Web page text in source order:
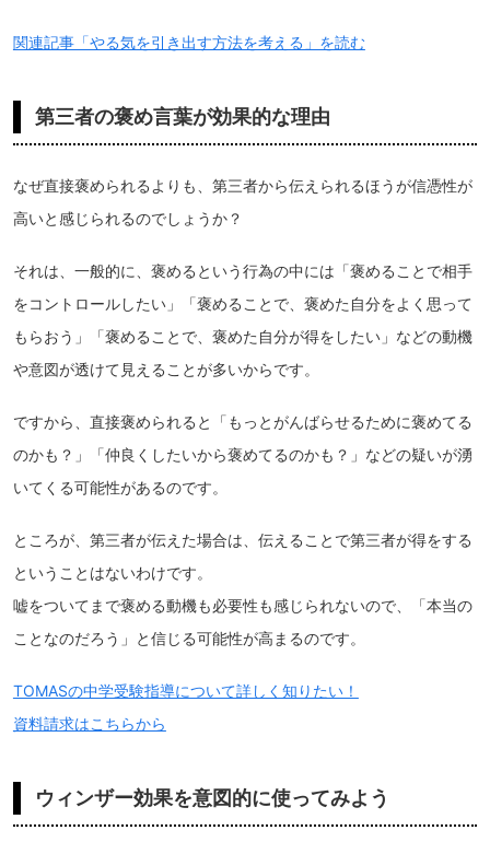
関連記事「やる気を引き出す方法を考える」を読む
第三者の褒め言葉が効果的な理由
なぜ直接褒められるよりも、第三者から伝えられるほうが信憑性が
高いと感じられるのでしょうか？
それは、一般的に、褒めるという行為の中には「褒めることで相手
をコントロールしたい」「褒めることで、褒めた自分をよく思って
もらおう」「褒めることで、褒めた自分が得をしたい」などの動機
や意図が透けて見えることが多いからです。
ですから、直接褒められると「もっとがんばらせるために褒めてる
のかも？」「仲良くしたいから褒めてるのかも？」などの疑いが湧
いてくる可能性があるのです。
ところが、第三者が伝えた場合は、伝えることで第三者が得をする
ということはないわけです。
嘘をついてまで褒める動機も必要性も感じられないので、「本当の
ことなのだろう」と信じる可能性が高まるのです。
TOMASの中学受験指導について詳しく知りたい！
資料請求はこちらから
ウィンザー効果を意図的に使ってみよう